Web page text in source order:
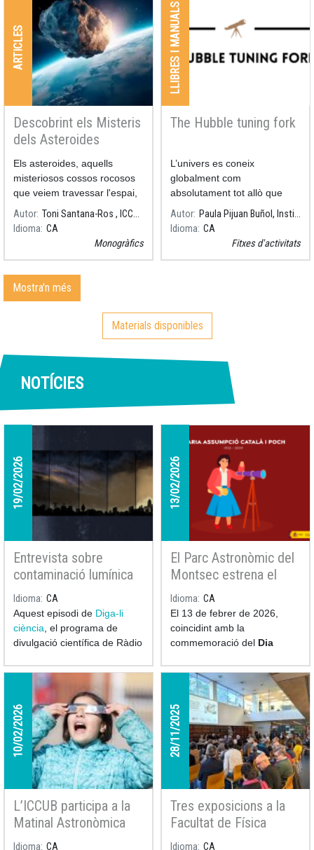
ARTICLES
Descobrint els Misteris
dels Asteroides
Els asteroides, aquells
misteriosos cossos rocosos
que veiem travessar l'espai,
continuen fascinant els
científics amb els seus
secrets. Però, com es
formen aquests objectes
Autor
Toni Santana-Ros , ICCUB-UA
Idioma CA
Monogràfics
LLIBRES I MANUALS
The Hubble tuning fork
L’univers es coneix
globalment com
absolutament tot allò que
existeix, des dels objectes
més petits fins a galàxies
senceres, nebuloses o tots
Autor
Paula Pijuan Buñol, Institut Guindàvols
Idioma CA
Fitxes d'activitats
Mostra'n més
Materials disponibles
NOTÍCIES
19/02/2026
Entrevista sobre
contaminació lumínica
al "Diga-li ciència" de
RNE
Idioma CA
Aquest episodi de Diga-li
ciència , el programa de
divulgació científica de Ràdio
BuhigasiNúria Coll,
aborda la problemàtica de la
contaminació lumínica de la
mà de l’investigador ICCUB-
IEECHéctor Linares.
13/02/2026
El Parc Astronòmic del
Montsec estrena el
curt per a planetaris
Assumpció Català i la
passió per l’astronomia
Idioma CA
El 13 de febrer de 2026,
coincidint amb la
commemoració del Dia
la Nena en la Ciència, el
Parc Astronòmic del Montsec
va estrenar el curtmetratge
per a planetaris Assumpció
Català i la passió per
l’astronomia.
10/02/2026
L’ICCUB participa a la
Matinal Astronòmica
del Febrer Científic a
Idioma CA
28/11/2025
Tres exposicions a la
Facultat de Física
celebren el llegat
Idioma CA